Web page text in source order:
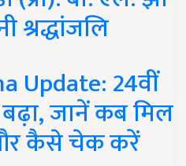
श्रद्धांजलि
Update: 24वीं
जानें कब मिल
कैसे चेक करें